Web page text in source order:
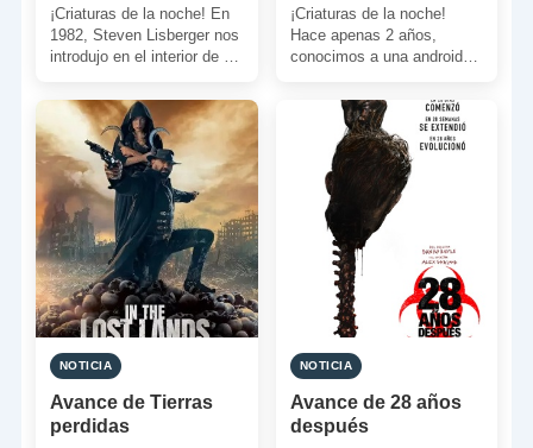
¡Criaturas de la noche! En
1982, Steven Lisberger nos
introdujo en el interior de un
nuevo […]
¡Criaturas de la noche!
Hace apenas 2 años,
conocimos a una androide
al mítico […]
NOTICIA
Avance de Tierras
perdidas
NOTICIA
Avance de 28 años
después